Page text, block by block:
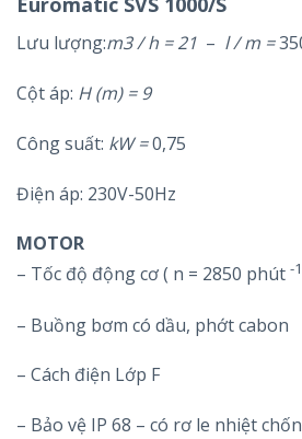
Lưu lượng:m3 / h = 21 – l / m =
Cột áp: H (m) = 9
Công suất: kW =0,75
Điện áp: 230V-50Hz
MOTOR
– Tốc độ động cơ ( n = 2850 phút -1
– Buồng bơm có dầu, phớt cabon
– Cách điện Lớp F
– Bảo vệ IP 68 – có rơ le nhiệt